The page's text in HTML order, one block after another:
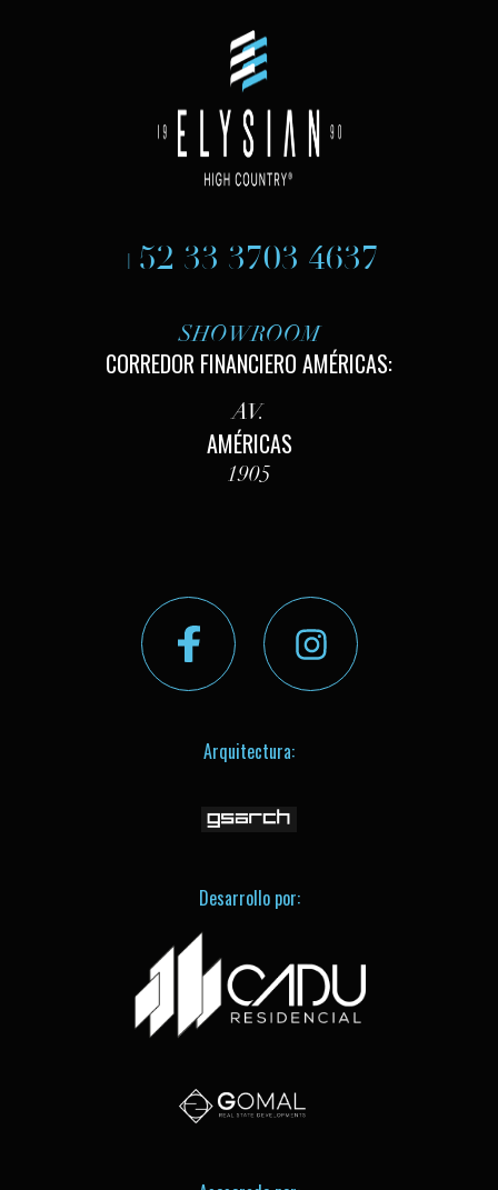
+52 33 3703 4637
SHOWROOM
CORREDOR FINANCIERO AMÉRICAS:
AV.
AMÉRICAS
1905
Arquitectura:
Desarrollo por: